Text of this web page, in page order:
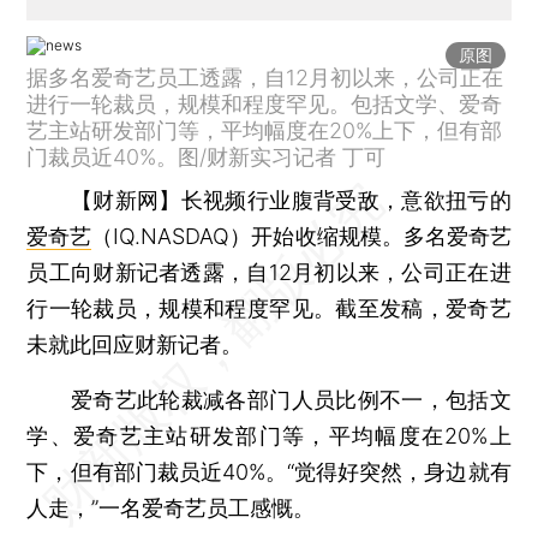
原图
据多名爱奇艺员工透露，自12月初以来，公司正在
进行一轮裁员，规模和程度罕见。包括文学、爱奇
艺主站研发部门等，平均幅度在20%上下，但有部
门裁员近40%。图/财新实习记者 丁可
【财新网】 长视频行业腹背受敌，意欲扭亏的
爱奇艺 （IQ.NASDAQ）开始收缩规模。多名爱奇艺
员工向财新记者透露，自12月初以来，公司正在进
行一轮裁员，规模和程度罕见。截至发稿，爱奇艺
未就此回应财新记者。
爱奇艺此轮裁减各部门人员比例不一，包括文
学、爱奇艺主站研发部门等，平均幅度在20%上
下，但有部门裁员近40%。“觉得好突然，身边就有
人走，”一名爱奇艺员工感慨。